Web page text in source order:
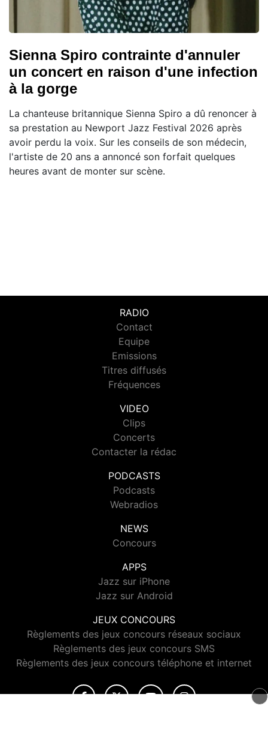
Sienna Spiro contrainte d'annuler
un concert en raison d'une infection
à la gorge
La chanteuse britannique Sienna Spiro a dû renoncer à
sa prestation au Newport Jazz Festival 2026 après
avoir perdu la voix. Sur les conseils de son médecin,
l'artiste de 20 ans a annoncé son forfait quelques
heures avant de monter sur scène.
RADIO
Contact
Equipe
Emissions
Titres diffusés
Fréquences
VIDEO
Clips
Concerts
Contacter la rédac
PODCASTS
Podcasts
Webradios
NEWS
Concours
APPS
Jazz sur iPhone
Jazz sur Android
JEUX CONCOURS
Règlements des jeux concours réseaux sociaux
Règlements des jeux concours SMS
Règlements des jeux concours téléphone et internet